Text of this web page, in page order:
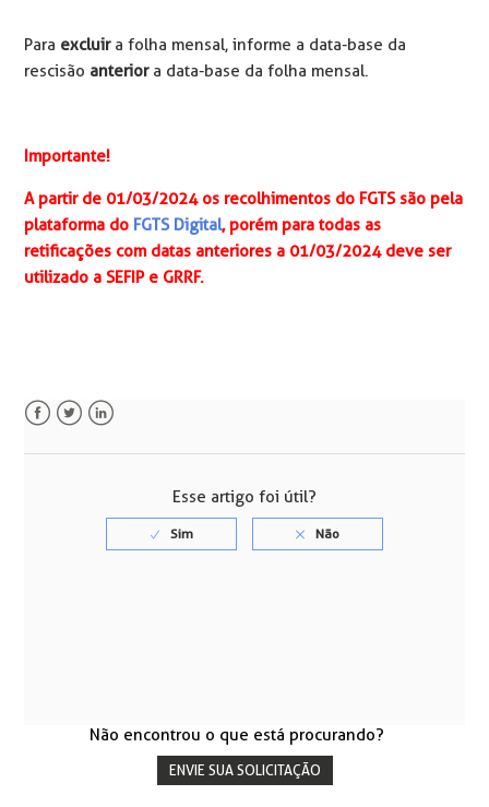
Para excluira folha mensal, informe a data-base da
rescisão anteriora data-base da folha mensal.
Importante!
A partir de 01/03/2024 os recolhimentos do FGTS são pela
plataforma do FGTS Digital, porém para todas as
retificações com datas anteriores a 01/03/2024 deve ser
utilizado a SEFIP e GRRF.
Esse artigo foi útil?
Não encontrou o que está procurando?
ENVIE SUA SOLICITAÇÃO